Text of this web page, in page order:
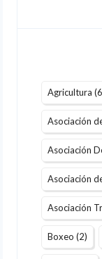
Agricultura
Asociación
Asociación
Asociación
Asociación
Boxeo (2)